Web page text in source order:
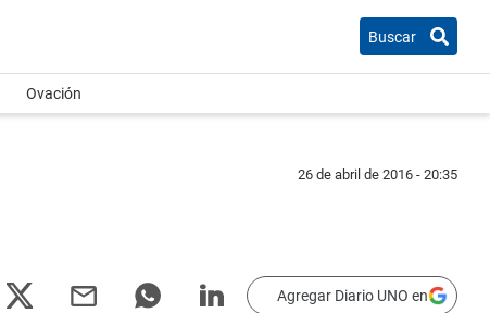
Buscar
Ovación
26 de abril de 2016 - 20:35
Agregar Diario UNO en